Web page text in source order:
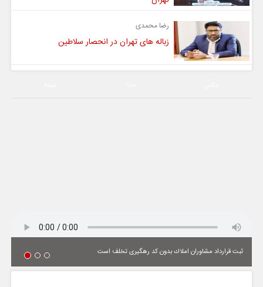
رضا محمدی
زباله های تهران در انحصار سلاطین
ثبت قرارداد مشاوران املاك بدون كد رهگیری تخلف است